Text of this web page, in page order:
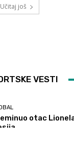
Učitaj još